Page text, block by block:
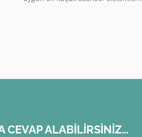
CEVAP ALABİLİRSİNİZ…